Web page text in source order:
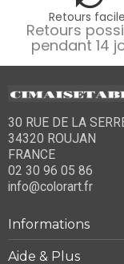
Retours
Retours
pendant 14
30 RUE DE LA
34320 ROUJAN
FRANCE
02 30 96 05 86
info@colorart.fr
Informations
Aide & Plus